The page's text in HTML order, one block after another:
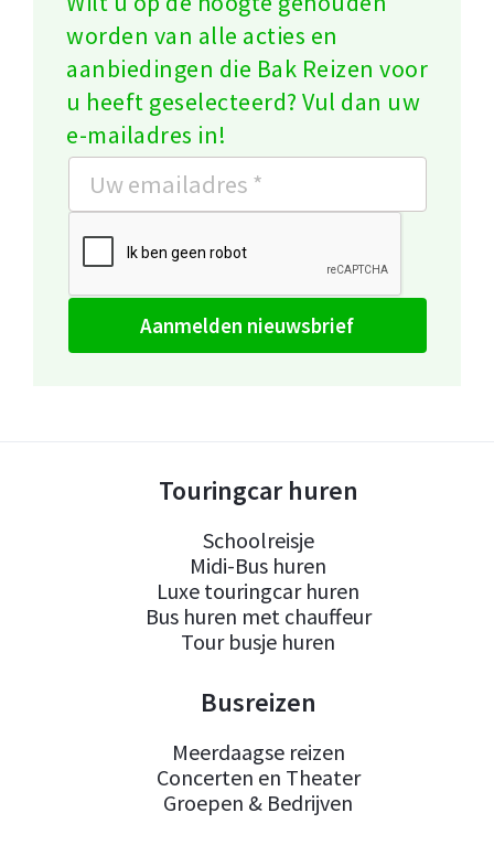
worden van alle acties en
aanbiedingen die Bak Reizen voor
u heeft geselecteerd? Vul dan uw
e-mailadres in!
aanmelden nieuwsbrief
Touringcar huren
Schoolreisje
Midi-Bus huren
Luxe touringcar huren
Bus huren met chauffeur
Tour busje huren
Busreizen
Meerdaagse reizen
Concerten en Theater
Groepen & Bedrijven